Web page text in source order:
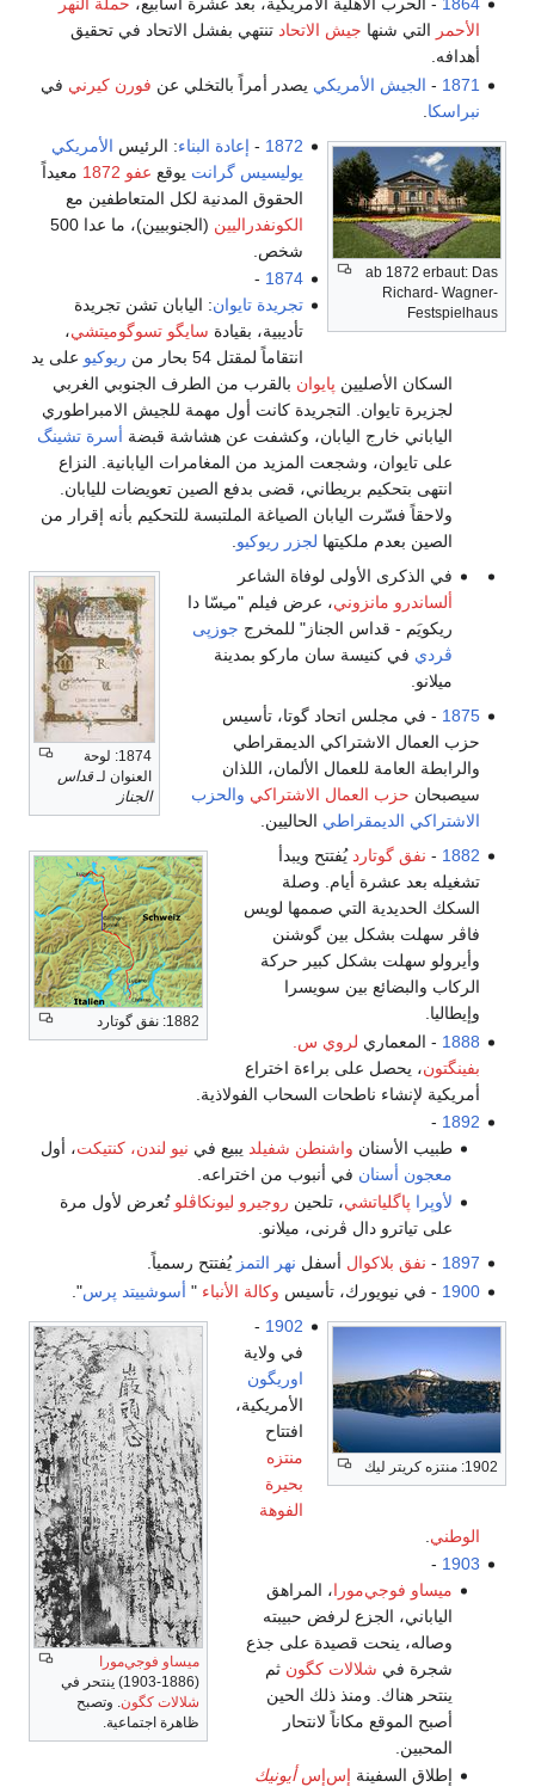
الأمريكية، بعد عشرة أسابيع،حملة النهر
الاتحادتنتهي بفشل الاتحاد في تحقيق
يصدر أمراً بالتخلي عنفورن كيرنيفي
1872
-إعادة البناء: الرئيسالأمريكي
يوليسيس گرانتيوقععفو 1872
معيداً
الحقوق المدنية لكل المتعاطفين مع
الكونفدراليين
(الجنوبيين)، ما عدا 500
شخص.
1874
-
تجريدة تايوان
: اليابان تشن تجريدة
تأديبية، بقيادةسايگو تسوگوميتشي ،
ريوكيوعلى يد
بالقرب من الطرف الجنوبي الغربي
التجريدة كانت أول مهمة للجيش الامبراطوري
اليابان، وكشفت عن هشاشة قبضةأسرة تشينگ
المزيد من المغامرات اليابانية. النزاع
قضى بدفع الصين تعويضات لليابان.
الصياغة الملتبسة للتحكيم بأنه إقرار من
لجزر ريوكيو.
1874: لوحة
العنوان لـقداس
الجناز
لوفاة الشاعر
، عرض فيلم "مـِسّا دا
للمخرججوزپى
سان ماركو بمدينة
گوتا، تأسيس
الديمقراطي
الألمان، اللذان
الاشتراكي والحزب
الحاليين.
يُفتتح ويبدأ
وصلة
صممها لويس
گوشنن
كبير حركة
سويسرا
س.
براءة اختراع
السحاب الفولاذية.
شفيلديبيع فينيو لندن، كنتيكت، أول
أنبوب من اختراعه.
روجيرو ليونكاڤلوتُعرض لأول مرة
ميلانو.
أسفل نهر التمزيُفتتح رسمياً.
تأسيسوكالة الأنباء"أسوشييتد پرس".
ميساو فوجي‌مورا
شلالات كگون . وتصبح
ظاهرة اجتماعية.
1902
-
في ولاية
اوريگون
الأمريكية،
افتتاح
منتزه
بحيرة
، المراهق
لرفض حبيبته
على جذع
ثم
ذلك الحين
أيونيك